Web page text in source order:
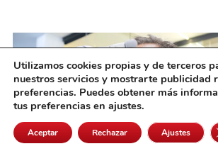
Utilizamos cookies propias y de terceros
nuestros servicios y mostrarte publicidad
preferencias. Puedes obtener más
tus preferencias en ajustes.
Aceptar Rechazar Ajustes